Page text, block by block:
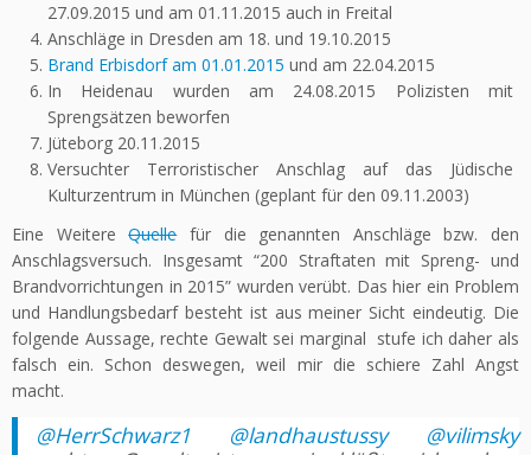
27.09.2015 und am 01.11.2015 auch in Freital
Anschläge in Dresden am 18. und 19.10.2015
Brand Erbisdorf am 01.01.2015 und am 22.04.2015
In Heidenau wurden am 24.08.2015 Polizisten mit
Sprengsätzen beworfen
Jüteborg 20.11.2015
Versuchter Terroristischer Anschlag auf das Jüdische
Kulturzentrum in München (geplant für den 09.11.2003)
Eine WeitereQuellefür die genannten Anschläge bzw. den
Anschlagsversuch. Insgesamt “200 Straftaten mit Spreng- und
Brandvorrichtungen in 2015” wurden verübt. Das hier ein Problem
und Handlungsbedarf besteht ist aus meiner Sicht eindeutig. Die
folgende Aussage, rechte Gewalt sei marginal stufe ich daher als
falsch ein. Schon deswegen, weil mir die schiere Zahl Angst
macht.
@HerrSchwarz1 @landhaustussy
@vilimsky